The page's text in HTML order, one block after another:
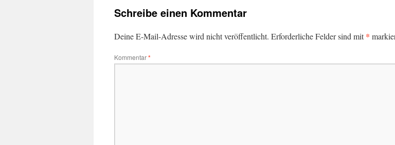
Schreibe einen Kommentar
Deine E-Mail-Adresse wird nicht veröffentlicht. Erforderliche Felder sind mit*
Kommentar*